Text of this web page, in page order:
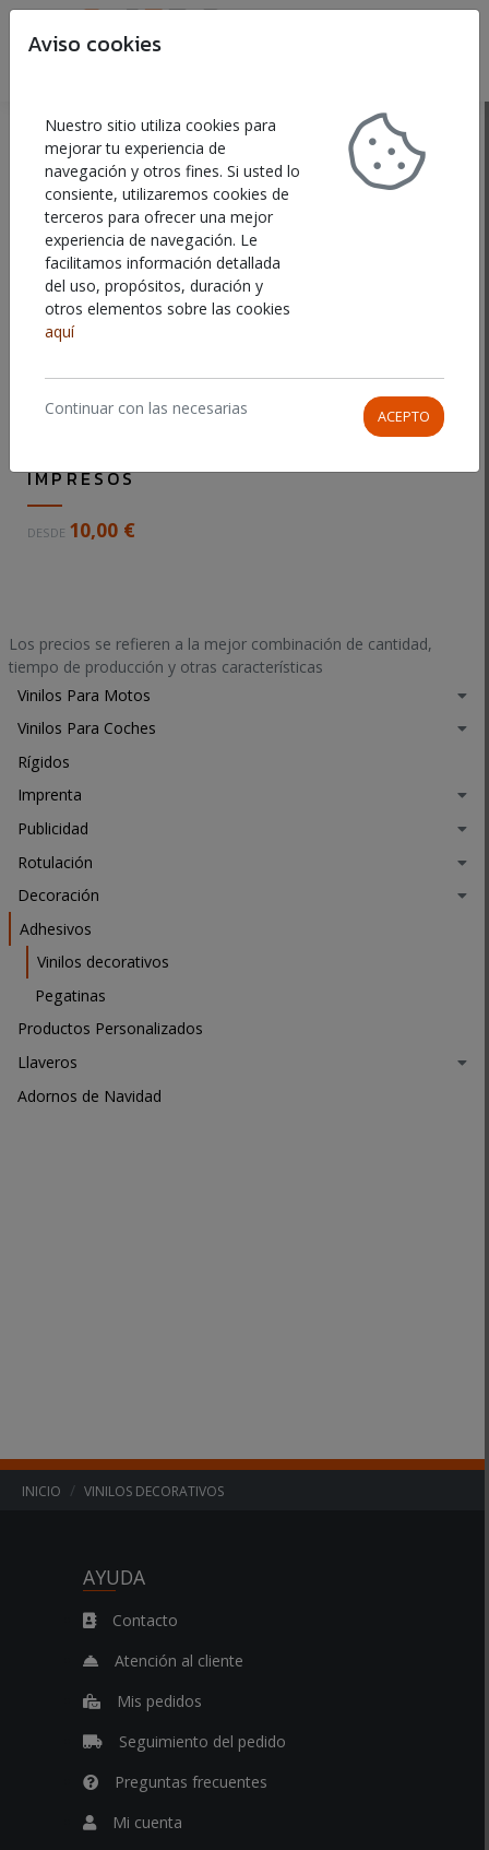
Vinilos Para Motos
Vinilos Para Coches
Rígidos
Imprenta
Publicidad
Rotulación
Decoración
Adhesivos
Vinilos decorativos
Pegatinas
Productos Personalizados
Llaveros
Adornos de Navidad
VINILOS DECORATIVOS
Mostrando1-1 de1elemento. ORDENAR POR
IMPRESOS
D
i
p
c
ó
n
a
r
a
DESDE 10,00 €
Los precios se refieren a la mejor combinación de cantidad,
tiempo de producción y otras características
INICIO VINILOS DECORATIVOS
AYUDA
Contacto
Atención al cliente
Mis pedidos
Seguimiento del pedido
Preguntas frecuentes
Mi cuenta
Aviso cookies
Nuestro sitio utiliza cookies para
mejorar tu experiencia de
navegación y otros fines. Si usted lo
consiente, utilizaremos cookies de
terceros para ofrecer una mejor
experiencia de navegación. Le
facilitamos información detallada
del uso, propósitos, duración y
otros elementos sobre las cookies
aquí
Continuar con las necesarias ACEPTO